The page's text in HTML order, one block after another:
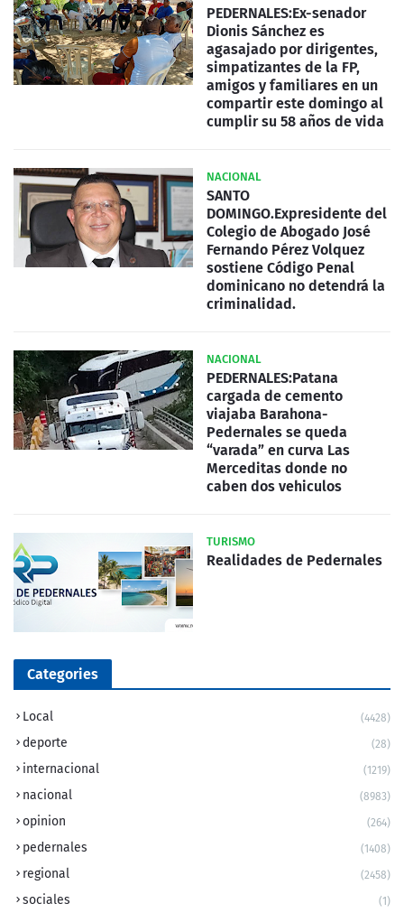
PEDERNALES:Ex-senador
Dionis Sánchez es
agasajado por dirigentes,
simpatizantes de la FP,
amigos y familiares en un
compartir este domingo al
cumplir su 58 años de vida
NACIONAL
SANTO
DOMINGO.Expresidente del
Colegio de Abogado José
Fernando Pérez Volquez
sostiene Código Penal
dominicano no detendrá la
criminalidad.
NACIONAL
PEDERNALES:Patana
cargada de cemento
viajaba Barahona-
Pedernales se queda
“varada” en curva Las
Merceditas donde no
caben dos vehiculos
TURISMO
Realidades de Pedernales
Categories
Local (4428)
deporte (28)
internacional (1219)
nacional (8983)
opinion (264)
pedernales (1408)
regional (2458)
sociales (1)